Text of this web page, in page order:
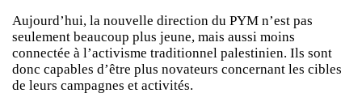
Aujourd’hui, la nouvelle direction du PYM n’est pas
seulement beaucoup plus jeune, mais aussi moins
connectée à l’activisme traditionnel palestinien. Ils sont
donc capables d’être plus novateurs concernant les cibles
de leurs campagnes et activités.